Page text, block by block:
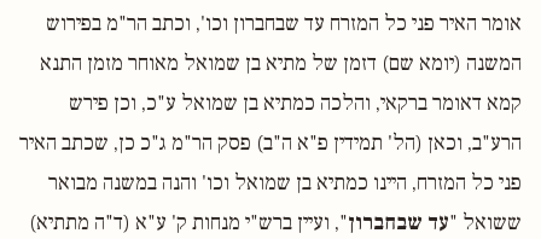
אומר האיר פני כל המזרח עד שבחברון וכו', וכתב הר"מ בפירוש
המשנה (יומא שם) דזמן של מתיא בן שמואל מאוחר מזמן התנא
קמא דאומר ברקאי, והלכה כמתיא בן שמואל ע"כ, וכן פירש
הרע"ב, וכאן (הל' תמידין פ"א ה"ב) פסק הר"מ ג"כ כן, שכתב האיר
פני כל המזרח, היינו כמתיא בן שמואל וכו' והנה במשנה מבואר
ששואל "עד שבחברון", ועיין ברש"י מנחות ק' ע"א (ד"ה מתתיא)